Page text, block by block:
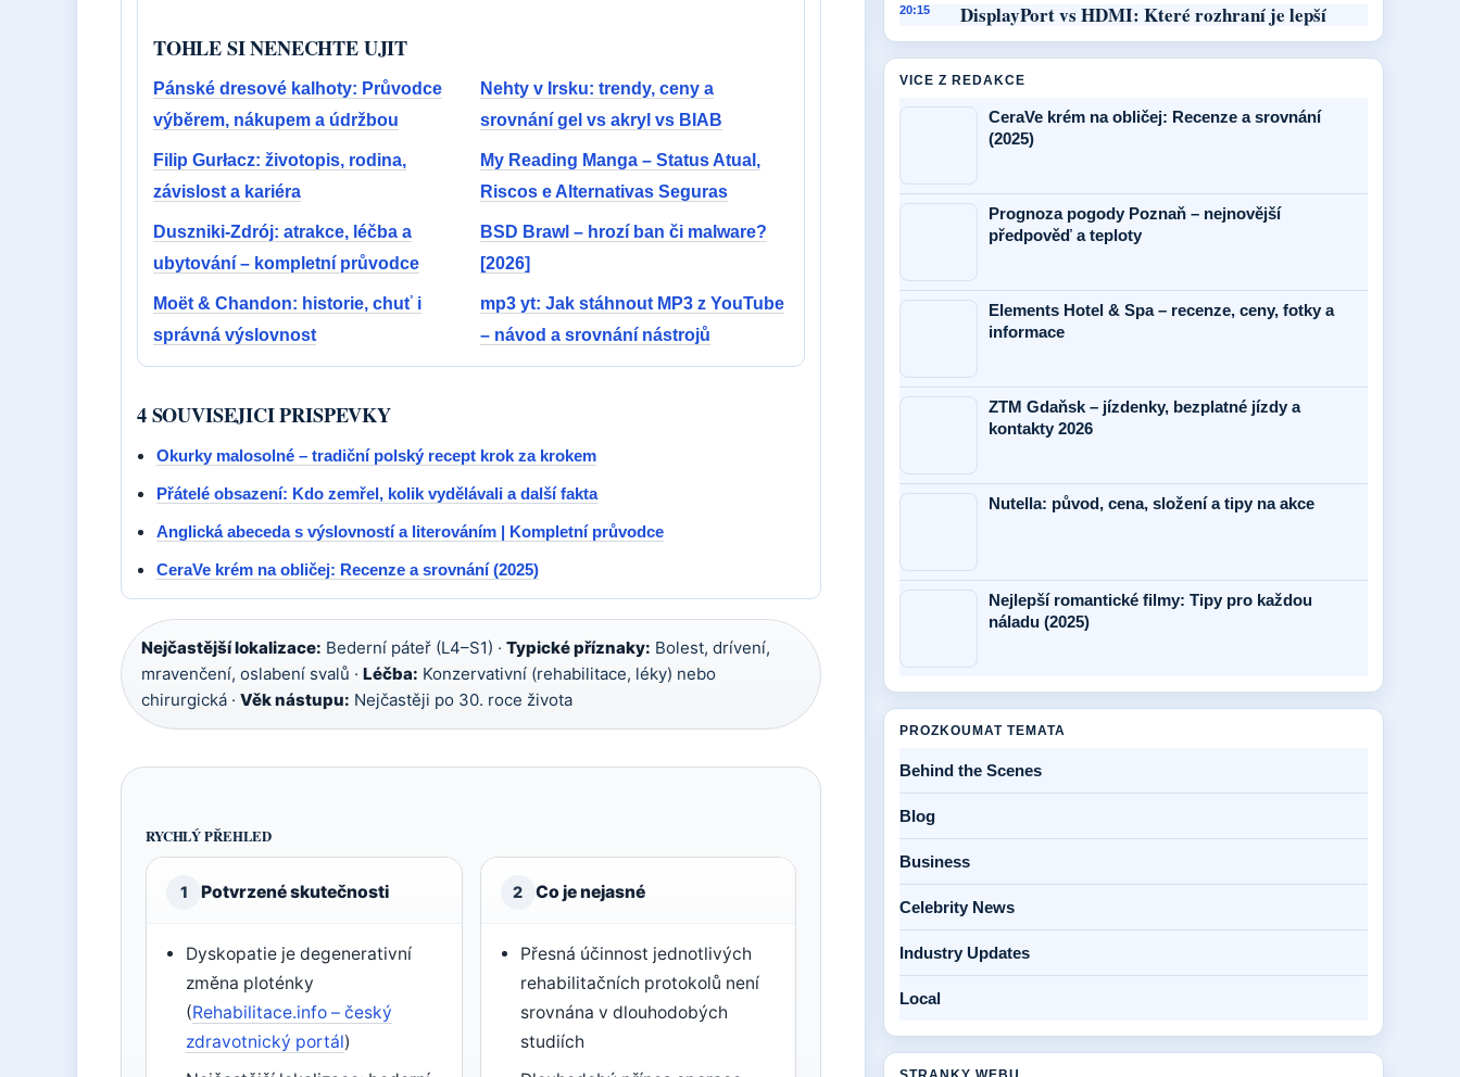
TOHLE SI NENECHTE UJIT
Pánské dresové kalhoty: Průvodce
výběrem, nákupem a údržbou
Nehty v Irsku: trendy, ceny a
srovnání gel vs akryl vs BIAB
Filip Gurłacz: životopis, rodina,
závislost a kariéra
My Reading Manga – Status Atual,
Riscos e Alternativas Seguras
Duszniki-Zdrój: atrakce, léčba a
ubytování – kompletní průvodce
BSD Brawl – hrozí ban či malware?
[2026]
Moët & Chandon: historie, chuť i
správná výslovnost
mp3 yt: Jak stáhnout MP3 z YouTube
– návod a srovnání nástrojů
4 SOUVISEJICI PRISPEVKY
Okurky malosolné – tradiční polský recept krok za krokem
Přátelé obsazení: Kdo zemřel, kolik vydělávali a další fakta
Anglická abeceda s výslovností a literováním | Kompletní průvodce
CeraVe krém na obličej: Recenze a srovnání (2025)
Nejčastější lokalizace: Bederní páteř (L4–S1) · Typické příznaky: Bolest, drívení,
mravenčení, oslabení svalů · Léčba: Konzervativní (rehabilitace, léky) nebo
chirurgická · Věk nástupu: Nejčastěji po 30. roce života
RYCHLÝ PŘEHLED
1 Potvrzené skutečnosti
Dyskopatie je degenerativní
změna ploténky
(Rehabilitace.info – český
zdravotnický portál)
2 Co je nejasné
Přesná účinnost jednotlivých
rehabilitačních protokolů není
srovnána v dlouhodobých
studiích
20:15 DisplayPort vs HDMI: Které rozhraní je lepší
VICE Z REDAKCE
CeraVe krém na obličej: Recenze a srovnání
(2025)
Prognoza pogody Poznaň – nejnovější
předpověď a teploty
Elements Hotel & Spa – recenze, ceny, fotky a
informace
ZTM Gdaňsk – jízdenky, bezplatné jízdy a
kontakty 2026
Nutella: původ, cena, složení a tipy na akce
Nejlepší romantické filmy: Tipy pro každou
náladu (2025)
PROZKOUMAT TEMATA
Behind the Scenes
Blog
Business
Celebrity News
Industry Updates
Local